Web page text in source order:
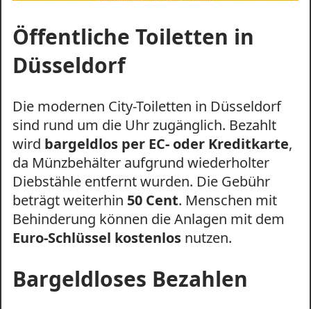
Öffentliche Toiletten in
Düsseldorf
Die modernen City-Toiletten in Düsseldorf
sind rund um die Uhr zugänglich. Bezahlt
wird bargeldlos per EC- oder Kreditkarte,
da Münzbehälter aufgrund wiederholter
Diebstähle entfernt wurden. Die Gebühr
beträgt weiterhin 50 Cent. Menschen mit
Behinderung können die Anlagen mit dem
Euro-Schlüssel kostenlos nutzen.
Bargeldloses Bezahlen